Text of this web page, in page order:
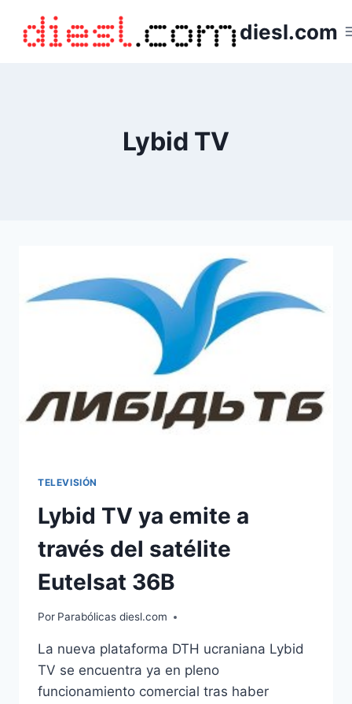
contenido
diesl.com
Lybid TV
TELEVISIÓN
Lybid TV ya emite a
través del satélite
Eutelsat 36B
Por Parabólicas diesl.com
La nueva plataforma DTH ucraniana Lybid
TV se encuentra ya en pleno
funcionamiento comercial tras haber